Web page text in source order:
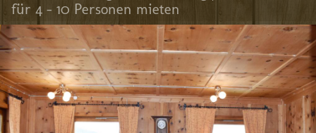
für 4 - 10 Personen mieten